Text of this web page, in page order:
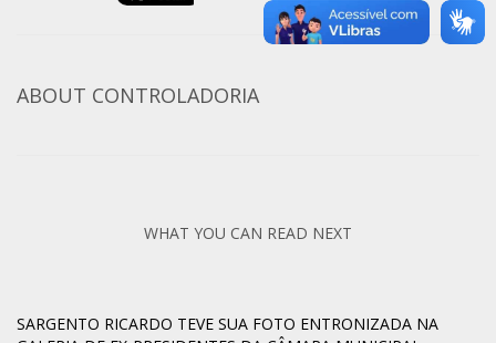
ABOUT CONTROLADORIA
WHAT YOU CAN READ NEXT
SARGENTO RICARDO TEVE SUA FOTO ENTRONIZADA NA